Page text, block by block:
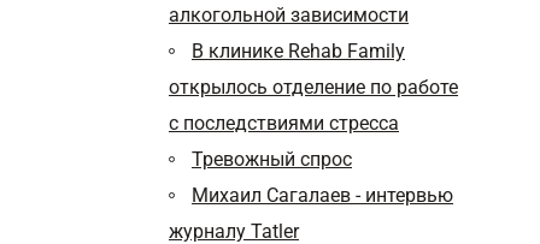
алкогольной зависимости
В клинике Rehab Family
открылось отделение по работе
с последствиями стресса
Тревожный спрос
Михаил Сагалаев - интервью
журналу Tatler